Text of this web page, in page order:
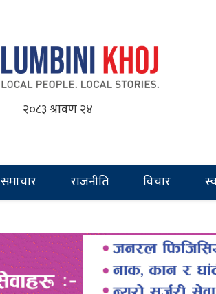
२०८३ श्रावण २४
समाचार राजनीति विचार